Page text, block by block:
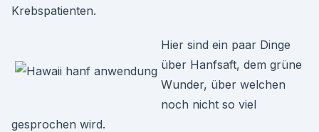
Krebspatienten.
Hier sind ein paar Dinge
über Hanfsaft, dem grüne
Wunder, über welchen
noch nicht so viel
gesprochen wird.